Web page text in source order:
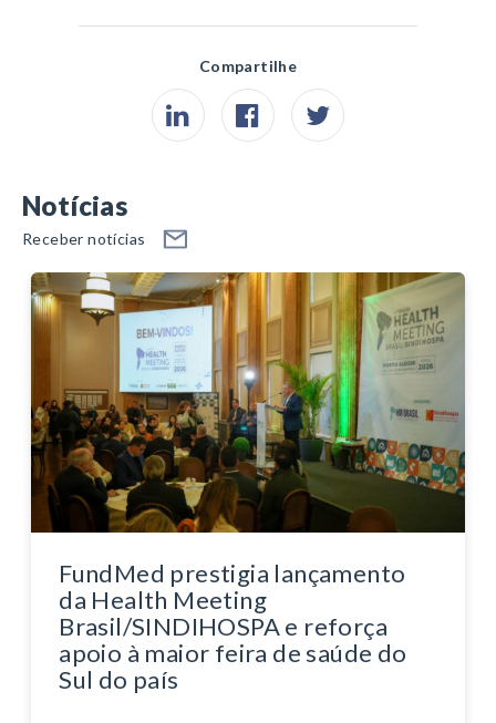
Compartilhe
Notícias
Receber notícias
FundMed prestigia lançamento
da Health Meeting
Brasil/SINDIHOSPA e reforça
apoio à maior feira de saúde do
Sul do país